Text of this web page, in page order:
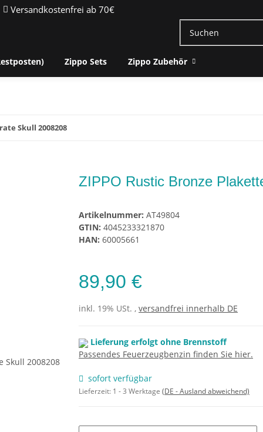
Versandkostenfrei ab 70€
Zippo Sets Zippo Zubehör
Skull 2008208
ZIPPO Rustic Bronze
Artikelnummer: AT49804
GTIN: 4045233321870
HAN: 60005661
89,90 €
inkl. 19% USt. , versandfrei innerhalb DE
Lieferung erfolgt ohne Brennstoff
Passendes Feuerzeugbenzin finden Sie hier.
sofort verfügbar
Lieferzeit: 1 - 3 Werktage (DE - Ausland abweichend)